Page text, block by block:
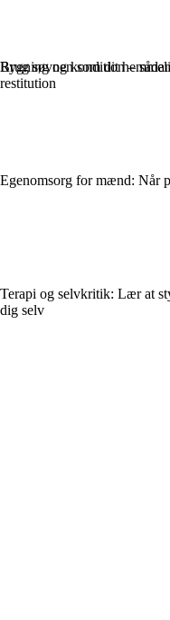
Brug søvnen som dit
Egenomsorg for mænd: Når
Terapi og selvkritik: Lær at
dig selv
Rygning og kondition –
restitution